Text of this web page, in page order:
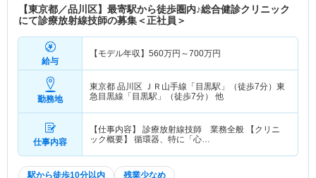
【東京都／品川区】最寄駅から徒歩圏内♪総合健診クリニック
にて診療放射線技師の募集＜正社員＞
給与
【モデル年収】 560万円～700万円
勤務地
東京都 品川区 ＪＲ山手線「目黒駅」（徒歩7分）東
急目黒線「目黒駅」（徒歩7分） 他
仕事内容
【仕事内容】 診療放射線技師 業務全般 【クリニ
ック概要】 循環器、特に「心…
駅から徒歩10分以内 残業少なめ